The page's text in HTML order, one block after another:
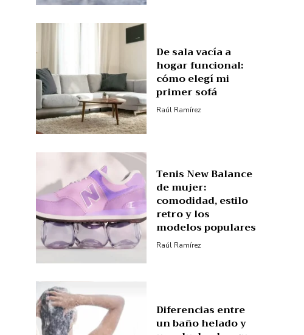
De sala vacía a
hogar funcional:
cómo elegí mi
primer sofá
Raúl Ramírez
Tenis New Balance
de mujer:
comodidad, estilo
retro y los
modelos populares
Raúl Ramírez
Diferencias entre
un baño helado y